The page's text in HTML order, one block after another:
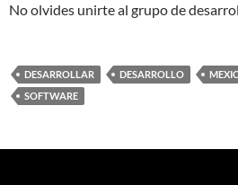
No olvides unirte al grupo de
DESARROLLAR DESARROLLO
SOFTWARE